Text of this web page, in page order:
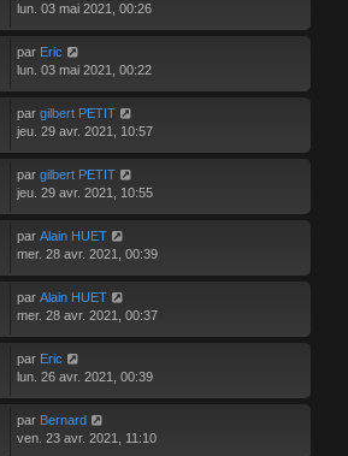
lun. 03 mai 2021, 00:26
par Eric
lun. 03 mai 2021, 00:22
par gilbert PETIT
jeu. 29 avr. 2021, 10:57
par gilbert PETIT
jeu. 29 avr. 2021, 10:55
par Alain HUET
mer. 28 avr. 2021, 00:39
par Alain HUET
mer. 28 avr. 2021, 00:37
par Eric
lun. 26 avr. 2021, 00:39
par Bernard
ven. 23 avr. 2021, 11:10